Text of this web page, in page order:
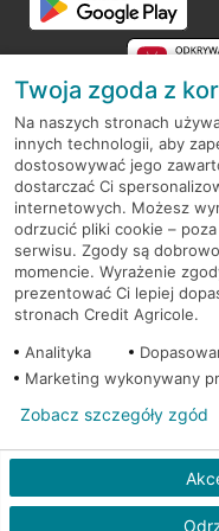
RODO
Regulamin serwisu
Mapa serwisu
PolitykaCookies
© 2026 Credit Agricole Bank
Twoja zgoda z
Na naszych stronach
innych technologii, aby
dostosowywać jego
dostarczać Ci
internetowych. Możesz
odrzucić pliki cookie –
serwisu. Zgody są
momencie. Wyrażenie
prezentować Ci lepiej
stronach Credit Agricole.
Analityka
Marketing wykonywany
Zobacz szczegóły zgód